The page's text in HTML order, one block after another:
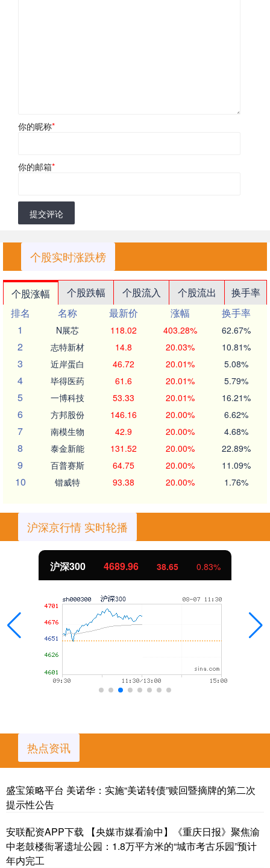
你的昵称*
你的邮箱*
提交评论
个股实时涨跌榜
个股涨幅 个股跌幅 个股流入 个股流出
换手率
排名
名称 最新价 涨幅
换手率
1
N展芯 118.02 403.28% 62.67%
2 志特新材 14.8 20.03% 10.81%
3 近岸蛋白 46.72 20.01% 5.08%
4 毕得医药 61.6 20.01% 5.79%
5 一博科技 53.33 20.01% 16.21%
6 方邦股份 146.16 20.00% 6.62%
7 南模生物 42.9 20.00% 4.68%
8 泰金新能 131.52 20.00% 22.89%
9 百普赛斯 64.75 20.00% 11.09%
10 锴威特 93.38 20.00% 1.76%
沪深京行情 实时轮播
北证50 1129.72 6.84 0.61%
热点资讯
盛宝策略平台 美诺华：实施“美诺转债”赎回暨摘牌的第二次
提示性公告
安联配资APP下载 【央媒市媒看渝中】《重庆日报》聚焦渝
中老鼓楼衙署遗址公园：1.8万平方米的“城市考古乐园”预计
年内完工